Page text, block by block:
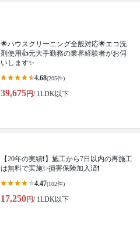
🌟ハウスクリーニング全般対応🌟エコ洗
剤使用👍元大手勤務の業界経験者がお伺
いします✨
4.68(205件)
39,675円/ 1LDK以下
【20年の実績❗️】施工から7日以内の再施工
は無料で実施✨損害保険加入済❗️
4.47(102件)
17,250円/ 1LDK以下